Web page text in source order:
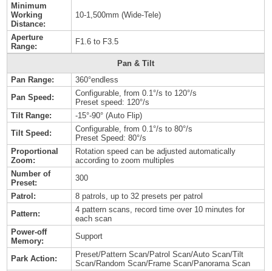
Minimum
Working
Distance:
10-1,500mm (Wide-Tele)
Aperture
Range:
F1.6 to F3.5
Pan & Tilt
Pan Range:
360°endless
Pan Speed:
Configurable, from 0.1°/s to 120°/s
Preset speed: 120°/s
Tilt Range:
-15°-90° (Auto Flip)
Tilt Speed:
Configurable, from 0.1°/s to 80°/s
Preset Speed: 80°/s
Proportional
Zoom:
Rotation speed can be adjusted automatically
according to zoom multiples
Number of
Preset:
300
Patrol:
8 patrols, up to 32 presets per patrol
Pattern:
4 pattern scans, record time over 10 minutes for
each scan
Power-off
Memory:
Support
Park Action:
Preset/Pattern Scan/Patrol Scan/Auto Scan/Tilt
Scan/Random Scan/Frame Scan/Panorama Scan